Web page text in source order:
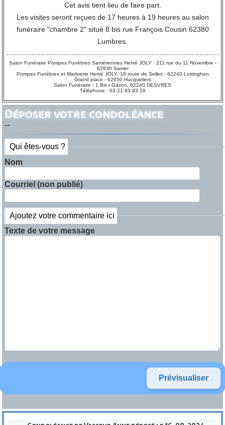
Cet avis tient lieu de faire part.
Les visites seront reçues de 17 heures à 19 heures au salon
funéraire "chambre 2" situé 8 bis rue François Cousin 62380
Lumbres.
Salon Funéraire Pompes Funèbres Samériennes Hervé JOLY : 211 rue du 11 Novembre -
62830 Samer
Pompes Funèbres et Marbrerie Hervé JOLY, 18 route de Selles - 62240 Lottinghen
Grand place - 62650 Hucqueliers
Salon Funéraire : 1 Bis r Gazon, 62240 DESVRES
Téléphone : 03 21 83 83 29
Déposer votre condoléance
--
Qui êtes-vous ?
Nom
Courriel (non publié)
Ajoutez votre commentaire ici
Texte de votre message